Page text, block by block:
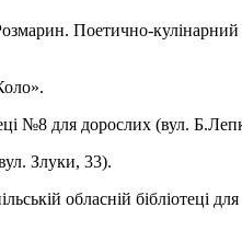
Поетично-
№8 для дорослих (вул.
Злуки, 33).
обласній бібліотеці